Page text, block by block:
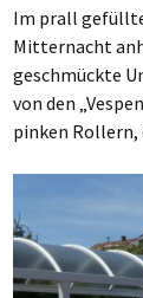
Im prall
Mitternacht
geschmückte
von den
pinken